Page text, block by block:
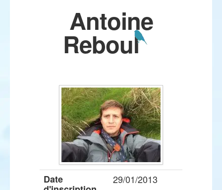
Antoine
Reboul
Date 29/01/2013